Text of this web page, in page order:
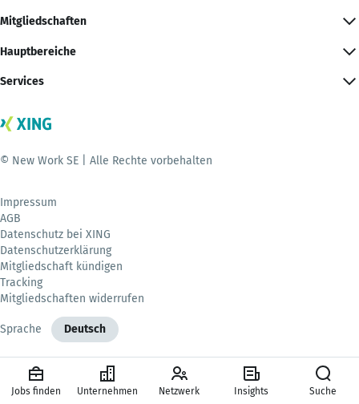
Mitgliedschaften
Hauptbereiche
Services
© New Work SE | Alle Rechte vorbehalten
Impressum
AGB
Datenschutz bei XING
Datenschutzerklärung
Mitgliedschaft kündigen
Tracking
Mitgliedschaften widerrufen
Sprache Deutsch
Jobs finden Unternehmen Netzwerk Insights Suche